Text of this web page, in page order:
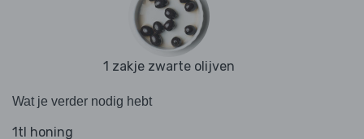
1 zakje zwarte olijven
Wat je verder nodig hebt
1tl honing